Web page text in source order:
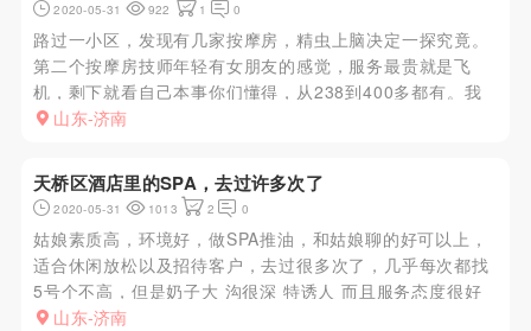
2020-05-31 922 1 0
路过一小区，发现有几家按摩房，精虫上脑决定一探究竟。
第二个按摩房技师年轻有女朋友的感觉，服务最贵就是飞
机，剩下就看自己本事你们懂得，从238到400多都有。我
朋友找的一个南方女孩说服务不错，我叫了一个济南本地的
山东-济南
天桥区酒店里的SPA，去过许多次了
2020-05-31 1013 2 0
姑娘素质高，环境好，做SPA推油，和姑娘聊的好可以上，
适合休闲放松以及招待客户，去过很多次了，几乎每次都找
5号个不高，但是奶子大 沟很深 特诱人 而且服务态度很好
老公老公的叫着 听着很舒坦 做活之前还跟你调调情 做起活
山东-济南